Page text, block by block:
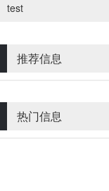
test
推荐信息
热门信息